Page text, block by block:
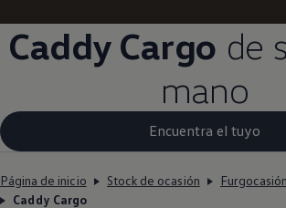
Caddy Cargo de
mano
Encuentra el tuyo
Página de inicio Stock de ocasión Furgocasión
Caddy Cargo